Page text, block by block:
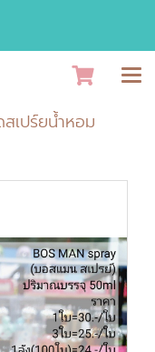
เปร์ยน้ำหอม